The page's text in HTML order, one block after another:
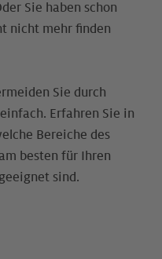
Sie haben schon
nicht mehr finden
Sie durch
Erfahren Sie in
Bereiche des
besten für Ihren
sind.